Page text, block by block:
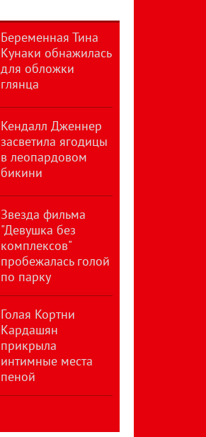
Беременная Тина
Кунаки обнажилась
для обложки
глянца
Кендалл Дженнер
засветила ягодицы
в леопардовом
бикини
Звезда фильма
"Девушка без
комплексов"
пробежалась голой
по парку
Голая Кортни
Кардашян
прикрыла
интимные места
пеной